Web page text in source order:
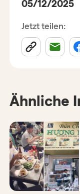
05/12/2025
Jetzt teilen:
Ähnliche